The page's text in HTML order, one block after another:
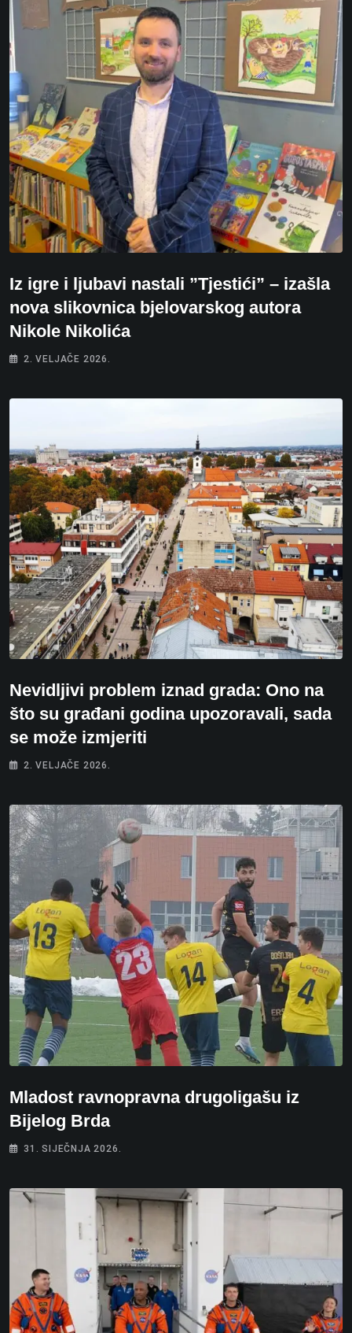
Iz igre i ljubavi nastali ”Tjestići” – izašla
nova slikovnica bjelovarskog autora
Nikole Nikolića
2. VELJAČE 2026.
Nevidljivi problem iznad grada: Ono na
što su građani godina upozoravali, sada
se može izmjeriti
2. VELJAČE 2026.
Mladost ravnopravna drugoligašu iz
Bijelog Brda
31. SIJEČNJA 2026.